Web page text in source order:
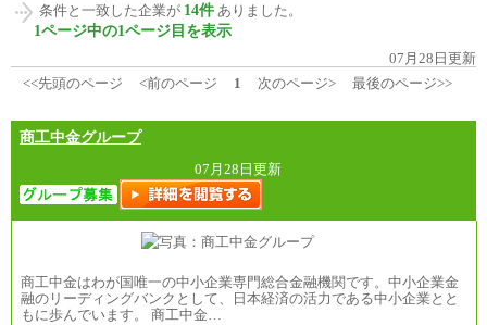
条件と一致した企業が 14件 ありました。
1ページ中の1ページ目を表示
07月28日更新
<<先頭のページ
<前のページ 1 次のページ> 最後のページ>>
商工中金グループ
07月28日更新
商工中金はわが国唯一の中小企業専門総合金融機関です。中小企業金
融のリーディングバンクとして、日本経済の活力である中小企業とと
もに歩んでいます。 商工中金…